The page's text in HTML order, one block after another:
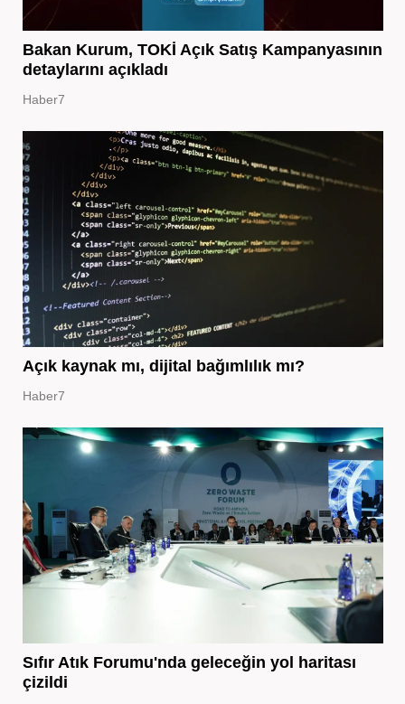
Bakan Kurum, TOKİ Açık Satış Kampanyasının
detaylarını açıkladı
Haber7
Açık kaynak mı, dijital bağımlılık mı?
Haber7
Sıfır Atık Forumu'nda geleceğin yol haritası
çizildi